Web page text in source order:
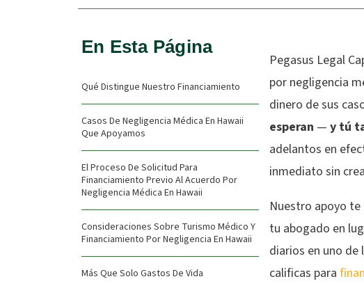
En Esta Página
Qué Distingue Nuestro Financiamiento
Casos De Negligencia Médica En Hawaii
Que Apoyamos
El Proceso De Solicitud Para
Financiamiento Previo Al Acuerdo Por
Negligencia Médica En Hawaii
Consideraciones Sobre Turismo Médico Y
Financiamiento Por Negligencia En Hawaii
Más Que Solo Gastos De Vida
Pegasus Legal
por negligencia
dinero de sus
esperan — y tú
adelantos en
inmediato sin
Nuestro apoyo
tu abogado en
diarios en uno de
calificas para